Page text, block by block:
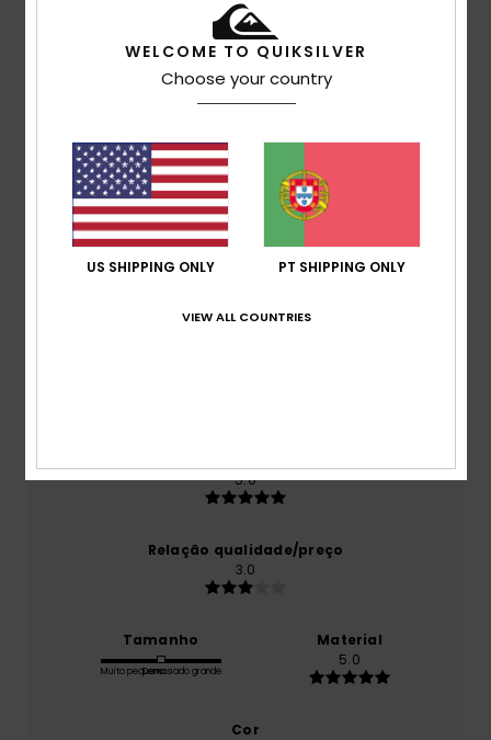
Avaliações dos clientes
Pontuação média
5.0
5.0
Relação qualidade/preço
3.0
Tamanho
Muito pequenoDemasiado grande
Material
5.0
Cor
WELCOME TO QUIKSILVER
Choose your country
US SHIPPING ONLY PT SHIPPING ONLY
VIEW ALL COUNTRIES